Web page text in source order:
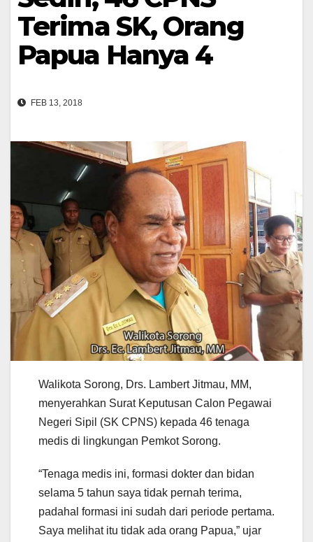
Terima SK, Orang
Papua Hanya 4
FEB 13, 2018
Walikota Sorong, Drs. Lambert Jitmau, MM,
menyerahkan Surat Keputusan Calon Pegawai
Negeri Sipil (SK CPNS) kepada 46 tenaga
medis di lingkungan Pemkot Sorong.
“Tenaga medis ini, formasi dokter dan bidan
selama 5 tahun saya tidak pernah terima,
padahal formasi ini sudah dari periode pertama.
Saya melihat itu tidak ada orang Papua,” ujar